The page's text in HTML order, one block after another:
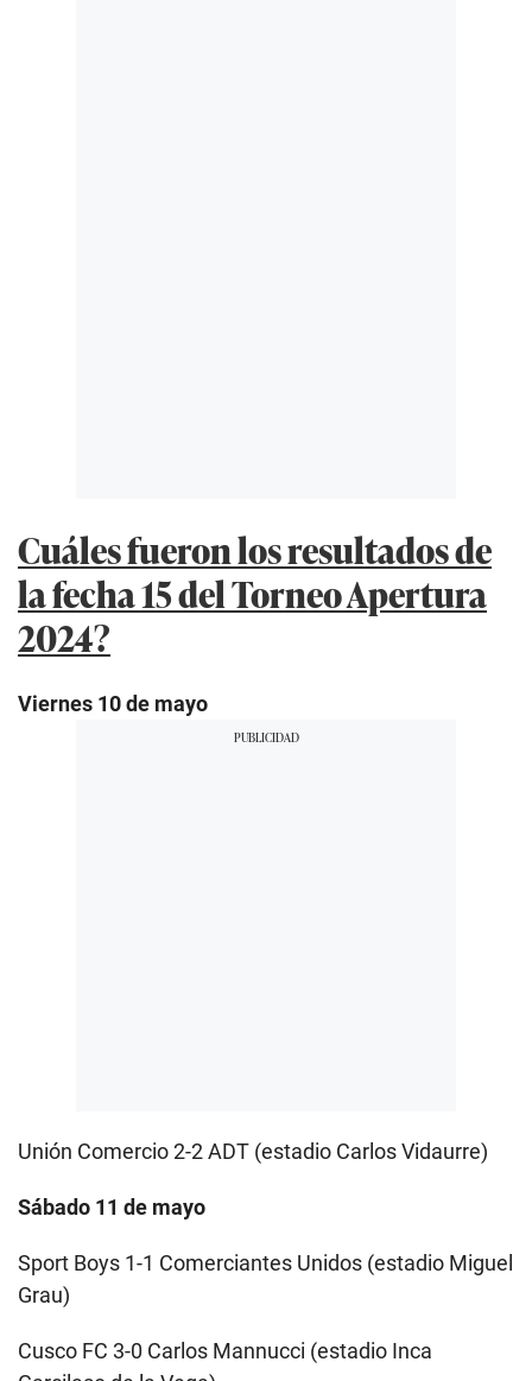
Cuáles fueron los resultados de
la fecha 15 del Torneo Apertura
2024?
Viernes 10 de mayo
Unión Comercio 2-2 ADT (estadio Carlos Vidaurre)
Sábado 11 de mayo
Sport Boys 1-1 Comerciantes Unidos (estadio Miguel
Grau)
Cusco FC 3-0 Carlos Mannucci (estadio Inca